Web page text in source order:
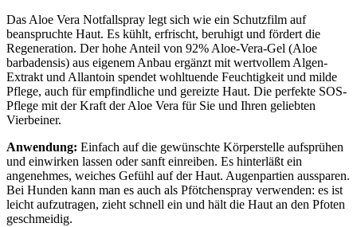
Das Aloe Vera Notfallspray legt sich wie ein Schutzfilm auf
beanspruchte Haut. Es kühlt, erfrischt, beruhigt und fördert die
Regeneration. Der hohe Anteil von 92% Aloe-Vera-Gel (Aloe
barbadensis) aus eigenem Anbau ergänzt mit wertvollem Algen-
Extrakt und Allantoin spendet wohltuende Feuchtigkeit und milde
Pflege, auch für empfindliche und gereizte Haut. Die perfekte SOS-
Pflege mit der Kraft der Aloe Vera für Sie und Ihren geliebten
Vierbeiner.
Anwendung: Einfach auf die gewünschte Körperstelle aufsprühen
und einwirken lassen oder sanft einreiben. Es hinterläßt ein
angenehmes, weiches Gefühl auf der Haut. Augenpartien aussparen.
Bei Hunden kann man es auch als Pfötchenspray verwenden: es ist
leicht aufzutragen, zieht schnell ein und hält die Haut an den Pfoten
geschmeidig.